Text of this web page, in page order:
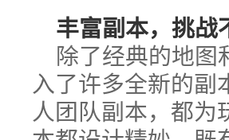
丰富副本，挑战
除了经典的地图
入了许多全新的副
人团队副本，都为